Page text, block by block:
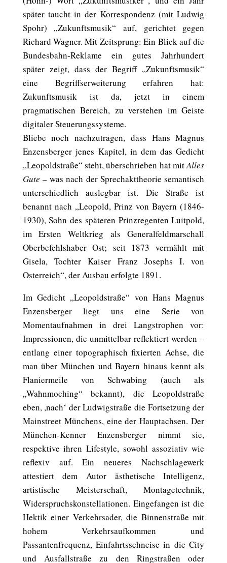
später taucht in der Korrespondenz (mit Ludwig
Spohr) „Zukunftsmusik“ auf, gerichtet gegen
Richard Wagner. Mit Zeitsprung: Ein Blick auf die
Bundesbahn-Reklame ein gutes Jahrhundert
später zeigt, dass der Begriff „Zukunftsmusik“
eine Begriffserweiterung erfahren hat:
Zukunftsmusik ist da, jetzt in einem
pragmatischen Bereich, zu verstehen im Geiste
digitaler Steuerungssysteme.
Bliebe noch nachzutragen, dass Hans Magnus
Enzensberger jenes Kapitel, in dem das Gedicht
„Leopoldstraße“ steht, überschrieben hat mitAlles
Gute – was nach der Sprechakttheorie semantisch
unterschiedlich auslegbar ist. Die Straße ist
benannt nach „Leopold, Prinz von Bayern (1846-
1930), Sohn des späteren Prinzregenten Luitpold,
im Ersten Weltkrieg als Generalfeldmarschall
Oberbefehlshaber Ost; seit 1873 vermählt mit
Gisela, Tochter Kaiser Franz Josephs I. von
Osterreich“, der Ausbau erfolgte 1891.
Im Gedicht „Leopoldstraße“ von Hans Magnus
Enzensberger liegt uns eine Serie von
Momentaufnahmen in drei Langstrophen vor:
Impressionen, die unmittelbar reflektiert werden –
entlang einer topographisch fixierten Achse, die
man über München und Bayern hinaus kennt als
Flaniermeile von Schwabing (auch als
„Wahnmoching“ bekannt), die Leopoldstraße
eben, ,nach‘ der Ludwigstraße die Fortsetzung der
Mainstreet Münchens, eine der Hauptachsen. Der
München-Kenner Enzensberger nimmt sie,
respektive ihren Lifestyle, sowohl assoziativ wie
reflexiv auf. Ein neueres Nachschlagewerk
attestiert dem Autor ästhetische Intelligenz,
artistische Meisterschaft, Montagetechnik,
Widerspruchskonstellationen. Eingefangen ist die
Hektik einer Verkehrsader, die Binnenstraße mit
hohem Verkehrsaufkommen und
Passantenfrequenz, Einfahrtsschneise in die City
und Ausfallstraße zu den Ringstraßen oder